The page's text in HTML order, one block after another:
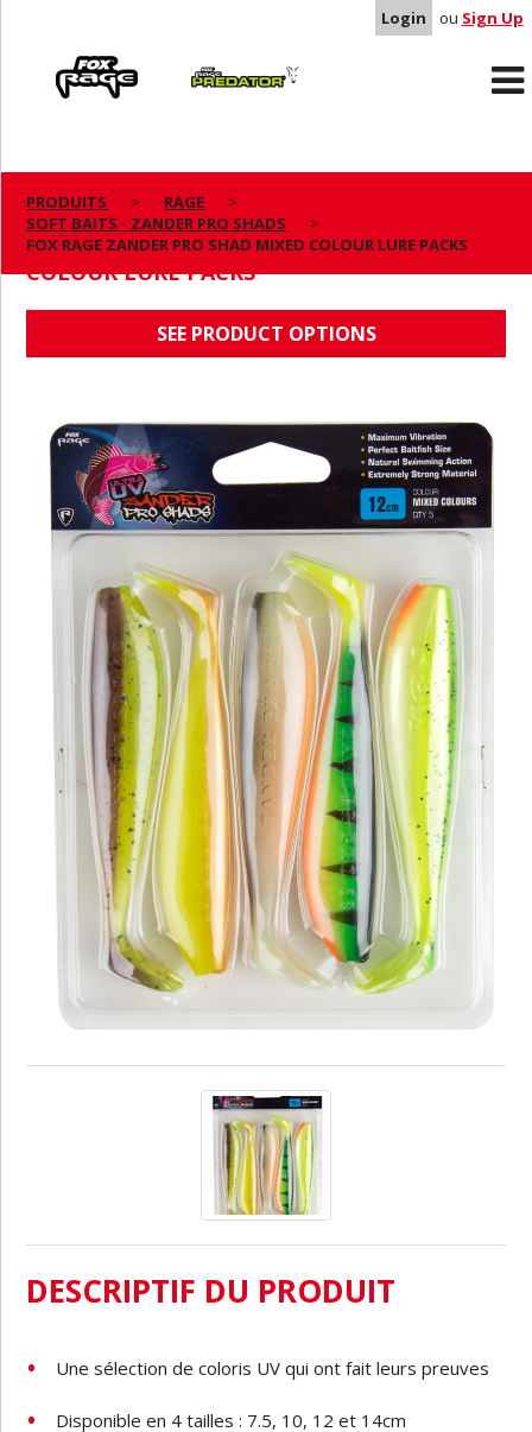
Login ou Sign Up
Predator
PRODUITS
RAGE
SOFT BAITS - ZANDER PRO SHADS
FOX RAGE ZANDER PRO SHAD MIXED COLOUR LURE PACKS
FOX RAGE ZANDER PRO SHAD MIXED
COLOUR LURE PACKS
SEE PRODUCT OPTIONS
DESCRIPTIF DU PRODUIT
Une sélection de coloris UV qui ont fait leurs preuves
Disponible en 4 tailles : 7.5, 10, 12 et 14cm